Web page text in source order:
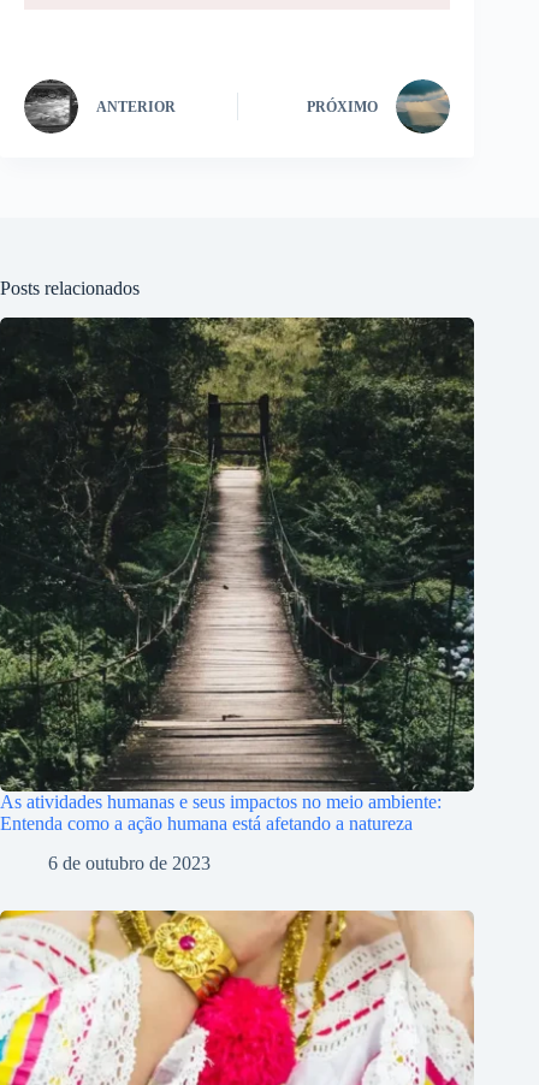
ANTERIOR PRÓXIMO
Posts relacionados
As atividades humanas e seus impactos no meio ambiente:
Entenda como a ação humana está afetando a natureza
6 de outubro de 2023